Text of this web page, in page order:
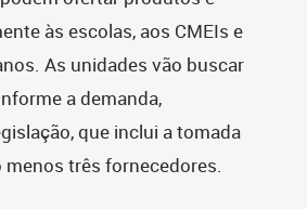
às escolas, aos CMEIs e
As unidades vão buscar
a demanda,
que inclui a tomada
menos três fornecedores.